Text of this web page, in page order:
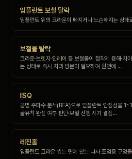
임플란트 보철 탈락
임플란트 위의 크라운이 빠지거나 느슨해지는 상
보철물 탈락
크라운·브릿지·인레이 등 보철물이 접착제 용해·치
는 상태로 즉시 치과 방문이 필요하며 원인에 …
ISQ
공명 주파수 분석(RFA)으로 임플란트 안정성을
골유착 완성 여부 판단·보철 진행 시기 결정…
레진홀
임플란트 크라운 씹는 면에 있는 나사 조임용 구멍